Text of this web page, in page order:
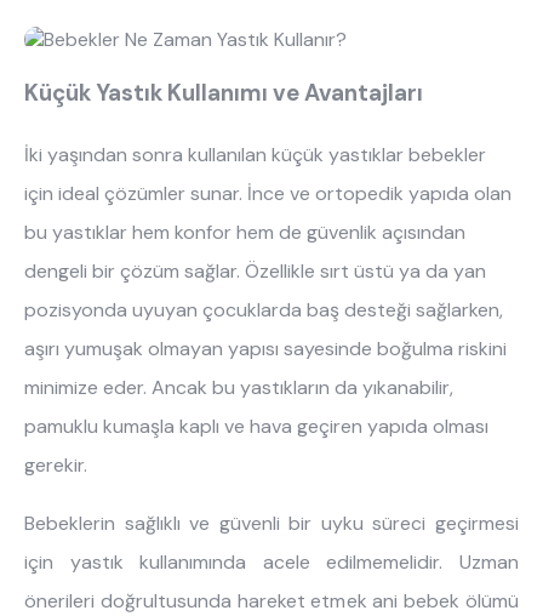
Küçük Yastık Kullanımı ve Avantajları
İki yaşından sonra kullanılan küçük yastıklar bebekler
için ideal çözümler sunar. İnce ve ortopedik yapıda olan
bu yastıklar hem konfor hem de güvenlik açısından
dengeli bir çözüm sağlar. Özellikle sırt üstü ya da yan
pozisyonda uyuyan çocuklarda baş desteği sağlarken,
aşırı yumuşak olmayan yapısı sayesinde boğulma riskini
minimize eder. Ancak bu yastıkların da yıkanabilir,
pamuklu kumaşla kaplı ve hava geçiren yapıda olması
gerekir.
Bebeklerin sağlıklı ve güvenli bir uyku süreci geçirmesi
için yastık kullanımında acele edilmemelidir. Uzman
önerileri doğrultusunda hareket etmek ani bebek ölümü